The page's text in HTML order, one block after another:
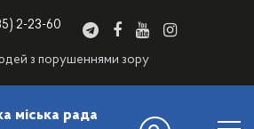
2-23-60
з порушеннями зору
міська рада